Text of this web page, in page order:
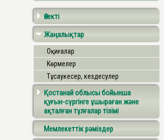
Өзекті
Жаңалықтар
Оқиғалар
Көрмелер
Тұсаукесер, кездесулер
Қостанай облысы бойынша
қуғын-сүргінге ұшыраған және
ақталған тұлғалар тізімі
Мемлекеттік рәміздер